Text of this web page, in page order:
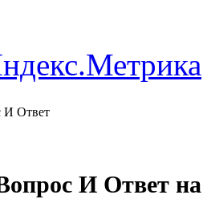
И Ответ
И Ответ